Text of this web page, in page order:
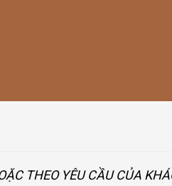
THEO YÊU CẦU CỦA